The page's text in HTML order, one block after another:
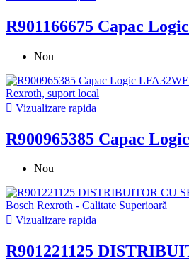
R901166675 Capac
Nou
 Vizualizare rapida
R900965385 Capac
Nou
 Vizualizare rapida
R901221125